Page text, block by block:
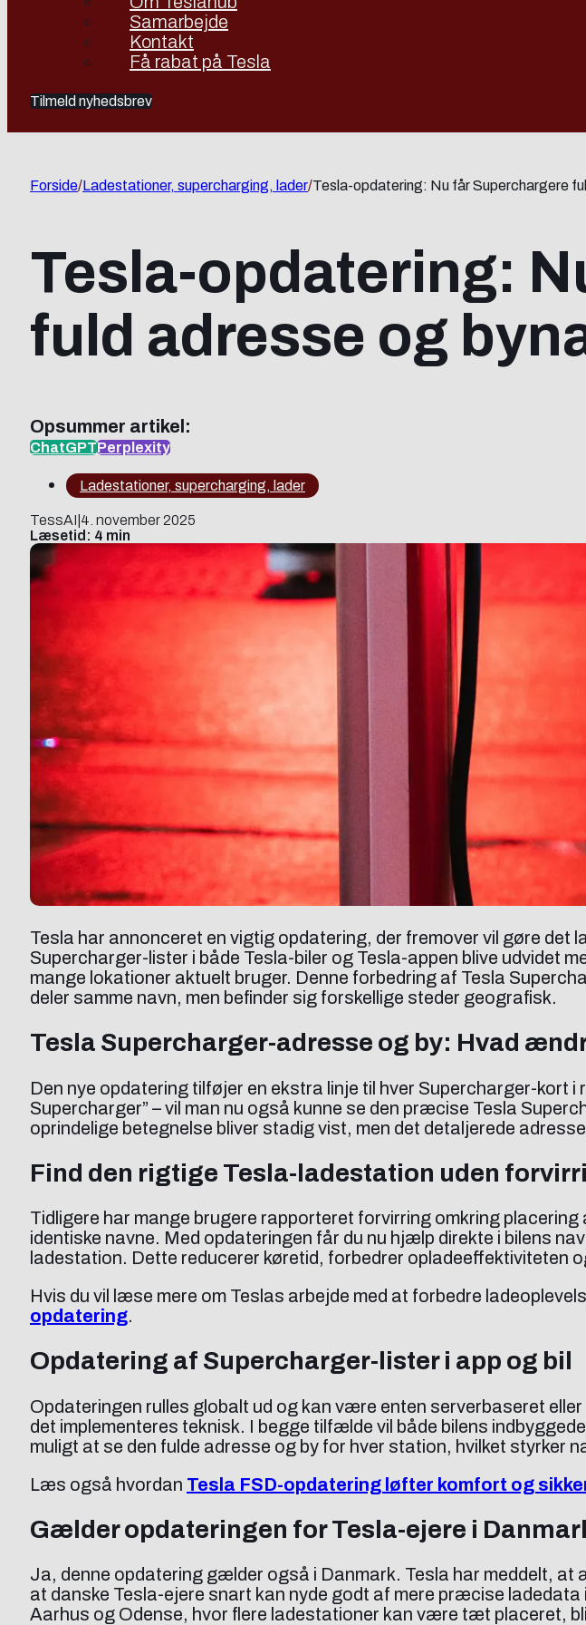
Samarbejde
Kontakt
Få rabat på Tesla
Tilmeld nyhedsbrev
Forside/Ladestationer, supercharging, lader/Tesla-opdatering: Nu får Superchargere
Tesla-opdatering:
fuld adresse og
Opsummer artikel:
ChatGPTPerplexity
Ladestationer, supercharging, lader
TessAI 4. november 2025
Læsetid: 4 min
Tesla har annonceret en vigtig opdatering, der fremover vil gøre det
Supercharger-lister i både Tesla-biler og Tesla-appen blive udvidet
mange lokationer aktuelt bruger. Denne forbedring af Tesla
deler samme navn, men befinder sig forskellige steder geografisk.
Tesla Supercharger-adresse og by: Hvad
Den nye opdatering tilføjer en ekstra linje til hver Supercharger-kort
Supercharger” – vil man nu også kunne se den præcise Tesla
oprindelige betegnelse bliver stadig vist, men det detaljerede
Find den rigtige Tesla-ladestation uden
Tidligere har mange brugere rapporteret forvirring omkring
identiske navne. Med opdateringen får du nu hjælp direkte i bilens
ladestation. Dette reducerer køretid, forbedrer opladeeffektiviteten
Hvis du vil læse mere om Teslas arbejde med at forbedre
opdatering.
Opdatering af Supercharger-lister i app og bil
Opdateringen rulles globalt ud og kan være enten serverbaseret
det implementeres teknisk. I begge tilfælde vil både bilens
muligt at se den fulde adresse og by for hver station, hvilket styrker
Læs også hvordan Tesla FSD-opdatering løfter komfort og
Gælder opdateringen for Tesla-ejere i
Ja, denne opdatering gælder også i Danmark. Tesla har meddelt,
at danske Tesla-ejere snart kan nyde godt af mere præcise
Aarhus og Odense, hvor flere ladestationer kan være tæt placeret,